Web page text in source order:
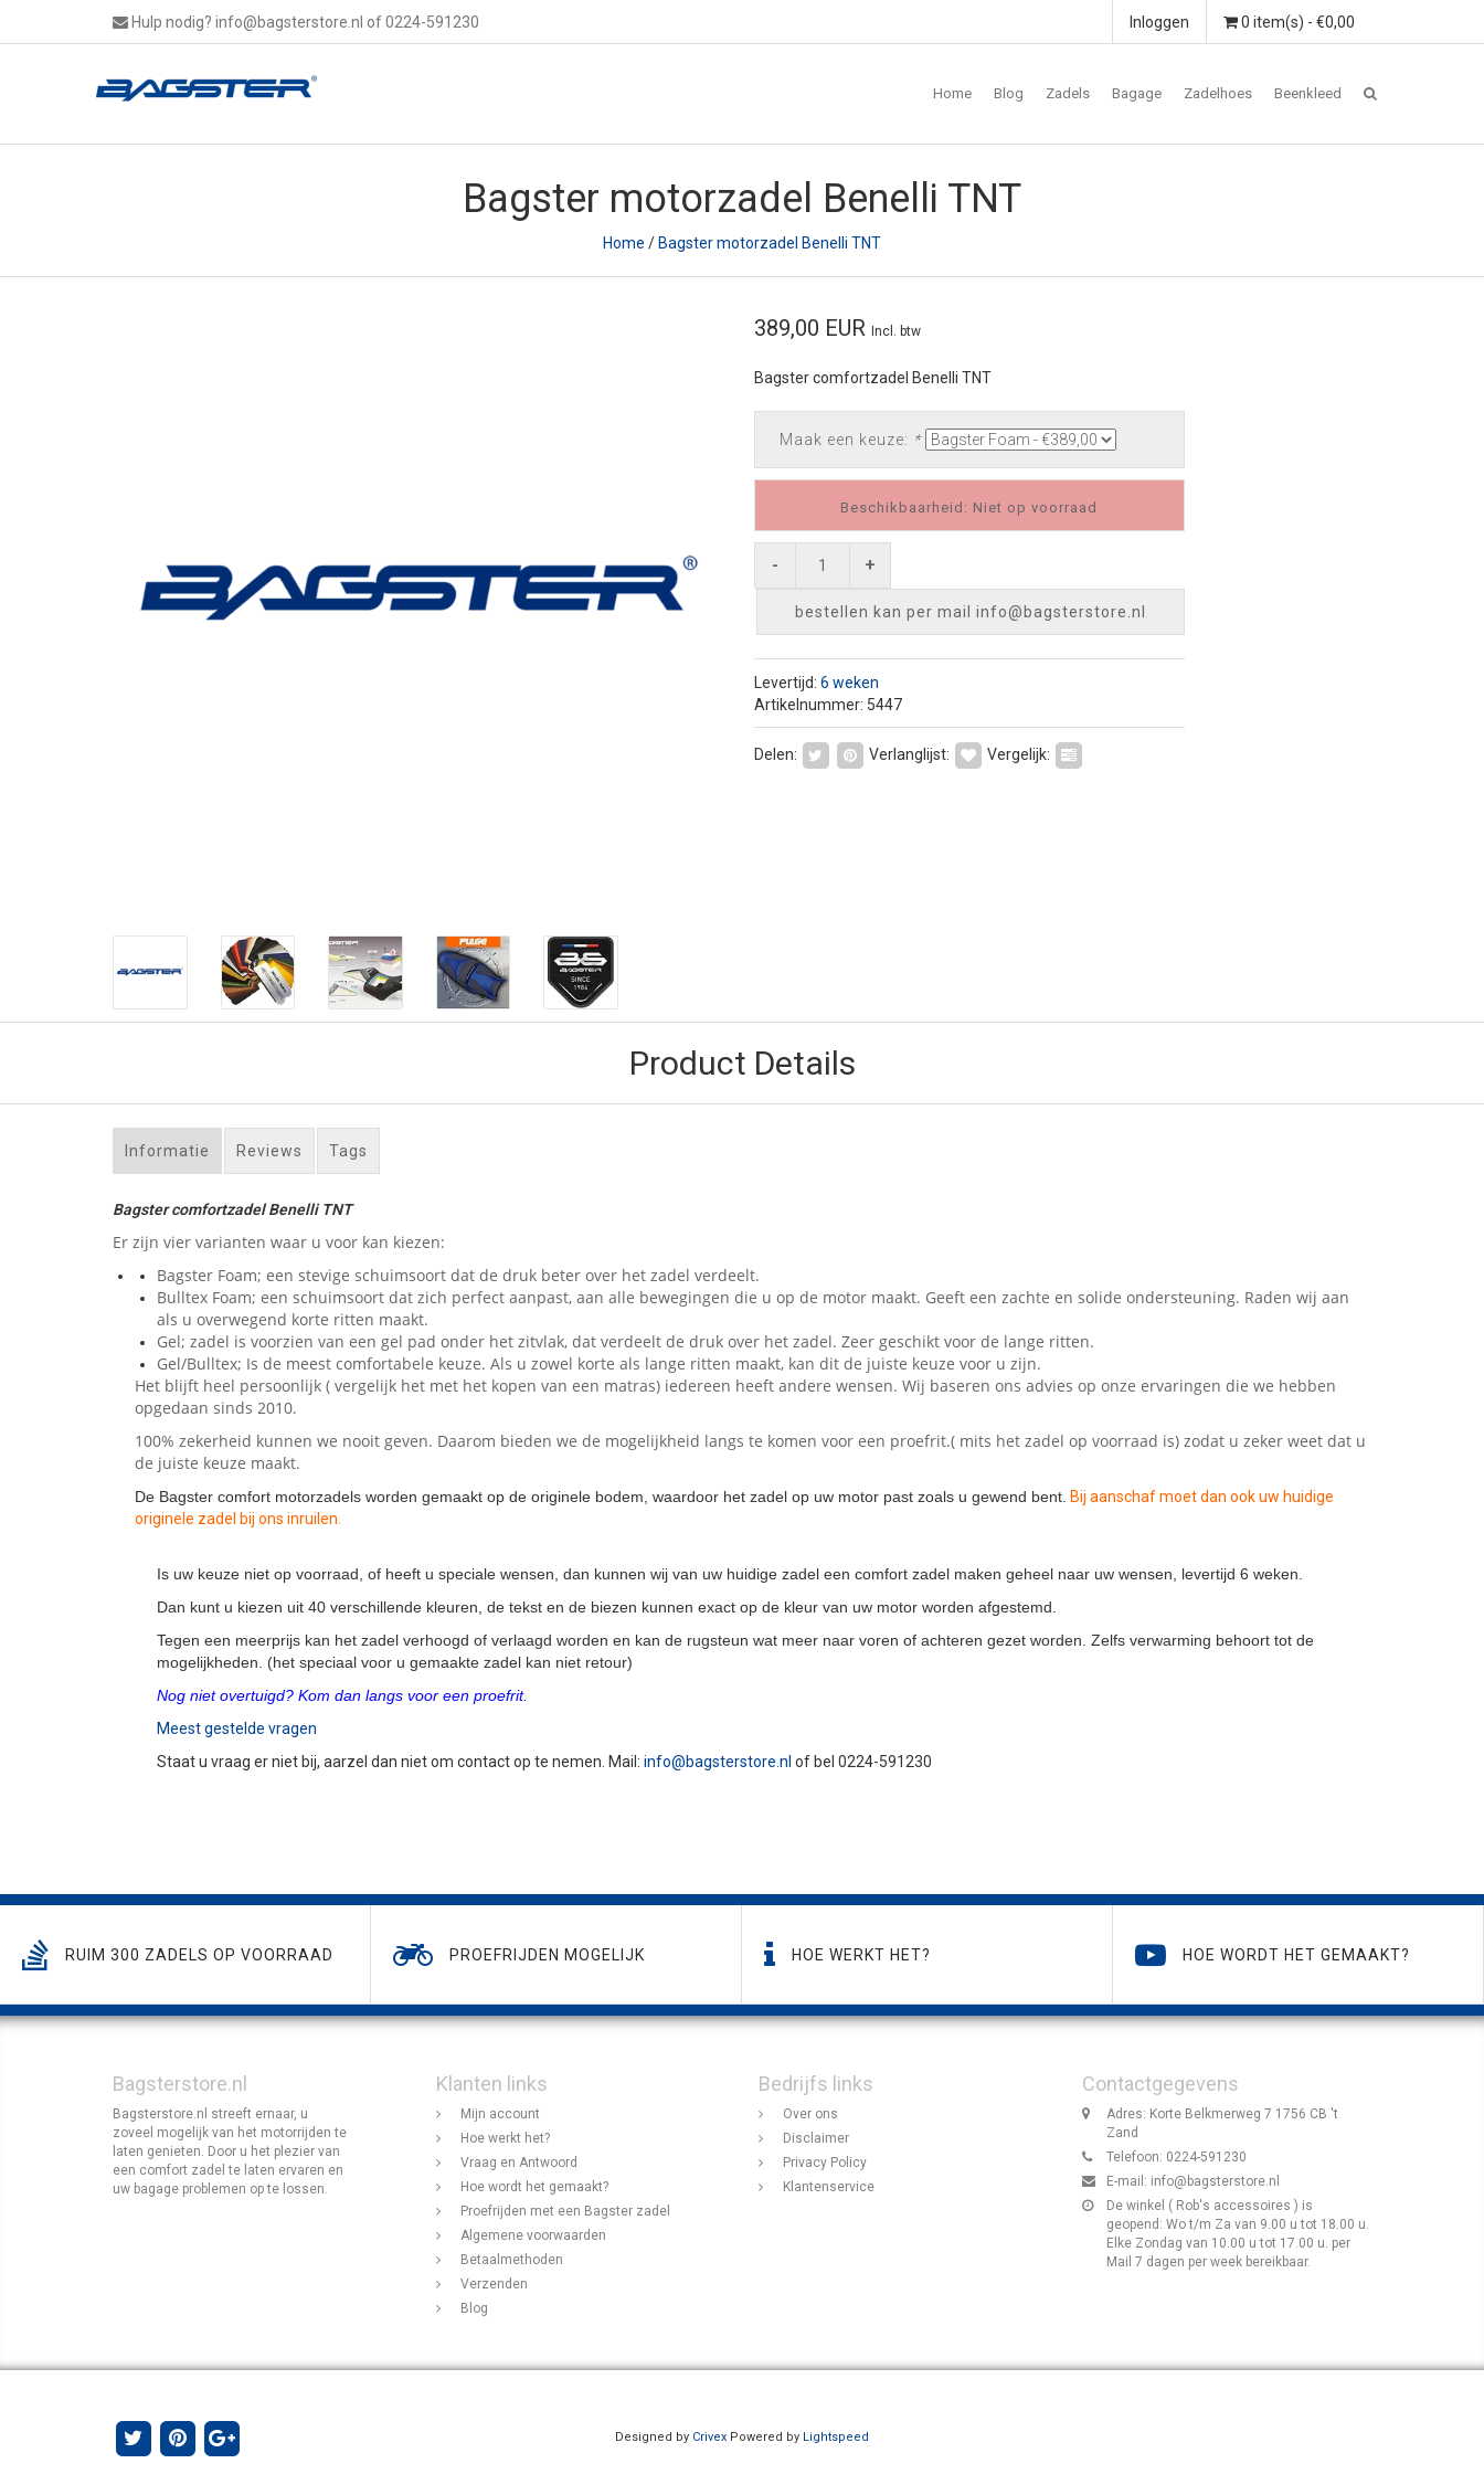
Hulp nodig? info@bagsterstore.nl of 0224-591230 0 item(s) - €0,00
Inloggen
Home Blog Zadels Bagage Zadelhoes Beenkleed
Bagster motorzadel Benelli TNT
Home /Bagster motorzadel Benelli TNT
389,00 EUR Incl. btw
Bagster comfortzadel Benelli TNT
Maak een keuze: *
Beschikbaarheid: Niet op voorraad
- +
bestellen kan per mail info@bagsterstore.nl
Levertijd: 6 weken
Artikelnummer: 5447
Delen: Verlanglijst: Vergelijk:
Product Details
Informatie Reviews Tags
Bagster comfortzadel Benelli TNT
Er zijn vier varianten waar u voor kan kiezen:
Bagster Foam; een stevige schuimsoort dat de druk beter over het zadel verdeelt.
Bulltex Foam; een schuimsoort dat zich perfect aanpast, aan alle bewegingen die u op de motor maakt. Geeft een zachte en solide ondersteuning. Raden wij aan
als u overwegend korte ritten maakt.
Gel; zadel is voorzien van een gel pad onder het zitvlak, dat verdeelt de druk over het zadel. Zeer geschikt voor de lange ritten.
Gel/Bulltex; Is de meest comfortabele keuze. Als u zowel korte als lange ritten maakt, kan dit de juiste keuze voor u zijn.
Het blijft heel persoonlijk ( vergelijk het met het kopen van een matras) iedereen heeft andere wensen. Wij baseren ons advies op onze ervaringen die we hebben
opgedaan sinds 2010.
100% zekerheid kunnen we nooit geven. Daarom bieden we de mogelijkheid langs te komen voor een proefrit.( mits het zadel op voorraad is) zodat u zeker weet dat u
de juiste keuze maakt.
De Bagster comfort motorzadels worden gemaakt op de originele bodem, waardoor het zadel op uw motor past zoals u gewend bent. Bij aanschaf moet dan ook uw huidige
originele zadel bij ons inruilen.
Is uw keuze niet op voorraad, of heeft u speciale wensen, dan kunnen wij van uw huidige zadel een comfort zadel maken geheel naar uw wensen, levertijd 6 weken.
Dan kunt u kiezen uit 40 verschillende kleuren, de tekst en de biezen kunnen exact op de kleur van uw motor worden afgestemd.
Tegen een meerprijs kan het zadel verhoogd of verlaagd worden en kan de rugsteun wat meer naar voren of achteren gezet worden. Zelfs verwarming behoort tot de
mogelijkheden. (het speciaal voor u gemaakte zadel kan niet retour)
Nog niet overtuigd? Kom dan langs voor een proefrit.
Meest gestelde vragen
Staat u vraag er niet bij, aarzel dan niet om contact op te nemen. Mail: info@bagsterstore.nl of bel 0224-591230
RUIM 300 ZADELS OP VOORRAAD PROEFRIJDEN MOGELIJK HOE WERKT HET? HOE WORDT HET GEMAAKT?
Bagsterstore.nl
Bagsterstore.nl streeft ernaar, u
zoveel mogelijk van het motorrijden te
laten genieten. Door u het plezier van
een comfort zadel te laten ervaren en
uw bagage problemen op te lossen.
Klanten links
Mijn account
Hoe werkt het?
Vraag en Antwoord
Hoe wordt het gemaakt?
Proefrijden met een Bagster zadel
Algemene voorwaarden
Betaalmethoden
Verzenden
Blog
Bedrijfs links
Over ons
Disclaimer
Privacy Policy
Klantenservice
Contactgegevens
Adres: Korte Belkmerweg 7 1756 CB 't
Zand
Telefoon: 0224-591230
E-mail: info@bagsterstore.nl
De winkel ( Rob's accessoires ) is
geopend: Wo t/m Za van 9.00 u tot 18.00 u.
Elke Zondag van 10.00 u tot 17.00 u. per
Mail 7 dagen per week bereikbaar.
Designed by Crivex Powered by Lightspeed